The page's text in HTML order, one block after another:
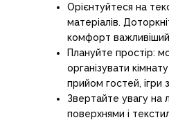
Орієнтуйтеся на
матеріалів.
комфорт важливіший
Плануйте простір:
організувати
прийом гостей, ігри
Звертайте увагу на
поверхнями і